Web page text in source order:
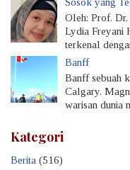
Oleh: Prof.
Lydia Freyani
terkenal
Banff
Banff sebuah
Calgary.
warisan dunia
Kategori
Berita (516)